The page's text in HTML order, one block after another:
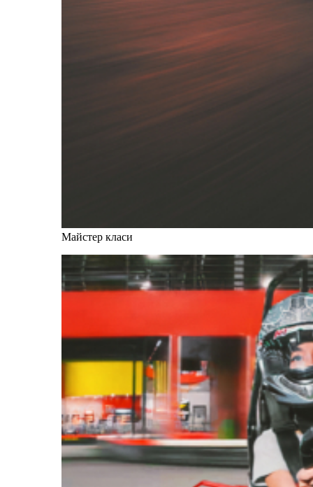
Майстер класи